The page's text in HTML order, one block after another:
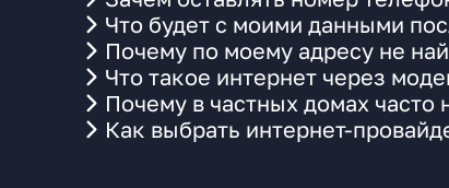
Что будет с моими данными
Почему по моему адресу не
Что такое интернет через
Почему в частных домах часто
Как выбрать интернет-